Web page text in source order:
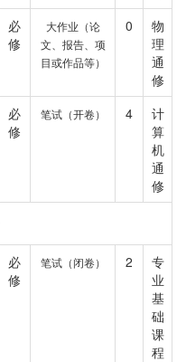
必
修
大作业（论
文、报告、项
目或作品等）
0
物
理
通
修
必
修
笔试（开卷） 4
计
算
机
通
修
必
修
笔试（闭卷） 2
专
业
基
础
课
程